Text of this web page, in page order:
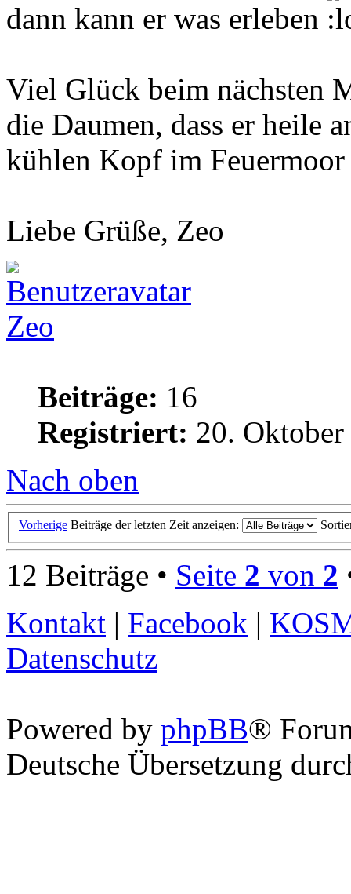
dann kann er was erleben
Viel Glück beim nächsten
die Daumen, dass er heile
kühlen Kopf im Feuermoor
Liebe Grüße, Zeo
Zeo
Beiträge: 16
Registriert: 20.
Nach oben
Vorherige Beiträge der letzten Zeit anzeigen:
12 Beiträge • Seite 2 von 2
Kontakt | Facebook |
Datenschutz
Powered by phpBB®
Deutsche Übersetzung